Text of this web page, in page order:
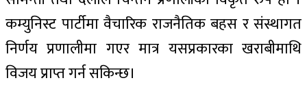
कम्युनिस्ट पार्टीमा वैचारिक राजनैतिक बहस र संस्थागत
निर्णय प्रणालीमा गएर मात्र यसप्रकारका खराबीमाथि
विजय प्राप्त गर्न सकिन्छ।